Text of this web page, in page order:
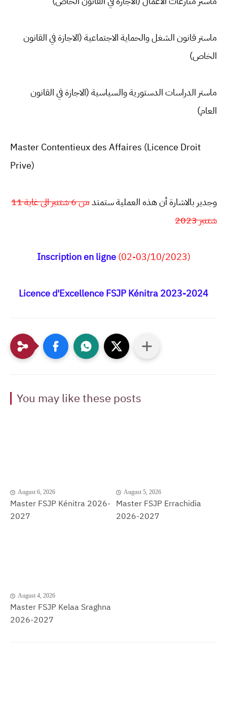
ماستر قانون الشغل والحماية الاجتماعية (الاجازة في القانون
الخاص)
ماستر الدراسات الدستورية والسياسية (الاجازة في القانون
العام)
Master Contentieux des Affaires (Licence Droit
Prive)
وجدير بالاشارة أن هذه العملية ستمتد
من 6 شتنبر الى غاية 11
شتنبر 2023
Inscription en ligne (02-03/10/2023)
Licence d'Excellence FSJP Kénitra 2023-2024
You may like these posts
August 6, 2026
Master FSJP Kénitra 2026-
2027
August 5, 2026
Master FSJP Errachidia
2026-2027
August 4, 2026
Master FSJP Kelaa Sraghna
2026-2027